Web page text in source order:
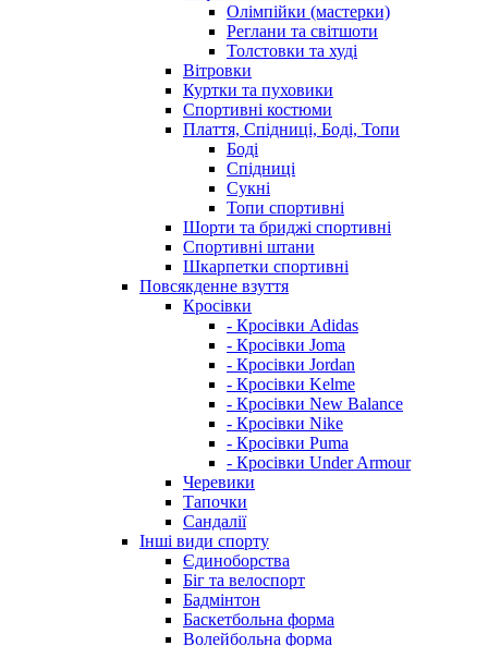
Олімпійки (мастерки)
Реглани та світшоти
Толстовки та худі
Вітровки
Куртки та пуховики
Спортивні костюми
Плаття, Спідниці, Боді, Топи
Боді
Спідниці
Сукні
Топи спортивні
Шорти та бриджі спортивні
Спортивні штани
Шкарпетки спортивні
Повсякденне взуття
Кросівки
- Кросівки Adidas
- Кросівки Joma
- Кросівки Jordan
- Кросівки Kelme
- Кросівки New Balance
- Кросівки Nike
- Кросівки Puma
- Кросівки Under Armour
Черевики
Тапочки
Сандалії
Інші види спорту
Єдиноборства
Біг та велоспорт
Бадмінтон
Баскетбольна форма
Волейбольна форма